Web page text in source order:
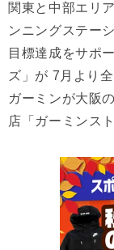
関東と中部エリ
ンニングステー
目標達成をサポ
ズ」が 7月より
ガーミンが大阪
店「ガーミンス